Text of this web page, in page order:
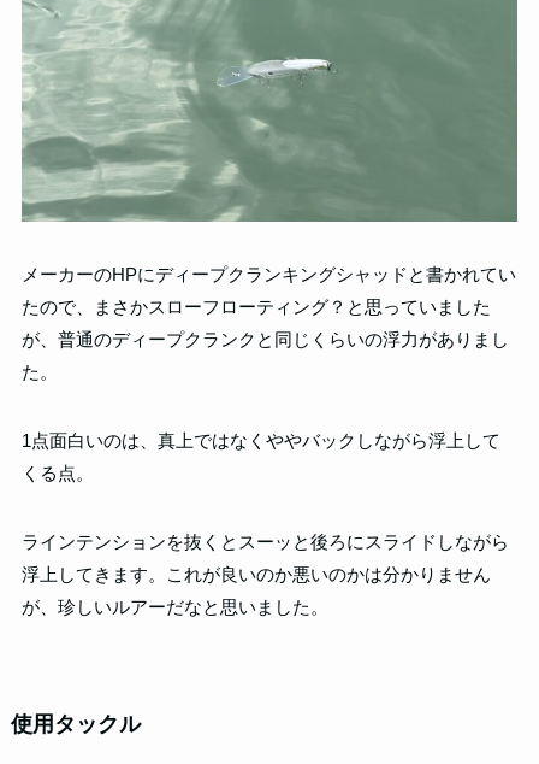
メーカーのHPにディープクランキングシャッドと書かれてい
たので、まさかスローフローティング？と思っていました
が、普通のディープクランクと同じくらいの浮力がありまし
た。
1点面白いのは、真上ではなくややバックしながら浮上して
くる点。
ラインテンションを抜くとスーッと後ろにスライドしながら
浮上してきます。これが良いのか悪いのかは分かりません
が、珍しいルアーだなと思いました。
使用タックル